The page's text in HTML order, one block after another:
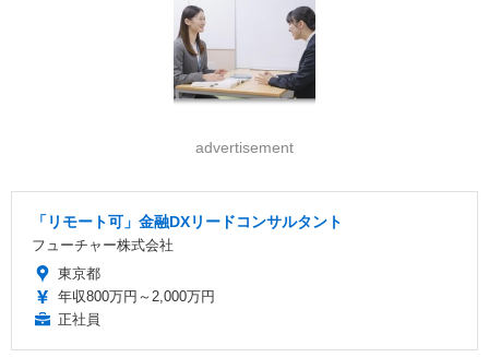
advertisement
「リモート可」金融DXリードコンサルタント
フューチャー株式会社
東京都
年収800万円～2,000万円
正社員